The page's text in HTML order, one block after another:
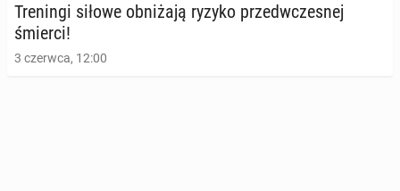
Tre­nin­gi siłowe ob­ni­ża­ją ryzyko przed­wcze­snej
śmierci!
3 czerwca, 12:00